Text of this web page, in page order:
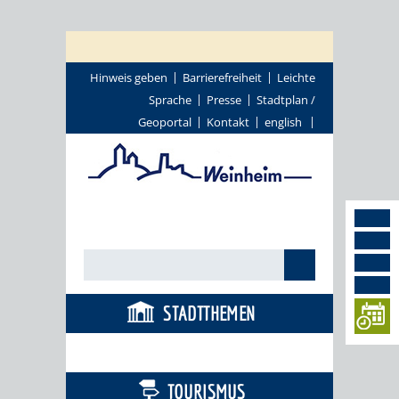
Hinweis geben Barrierefreiheit
Leichte
Sprache
Presse
Stadtplan /
Geoportal
Kontakt english
STADTTHEMEN
TOURISMUS